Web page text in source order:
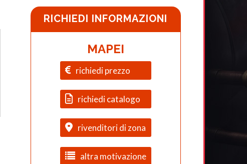
RICHIEDI INFORMAZIONI
MAPEI
richiedi prezzo
richiedi catalogo
rivenditori di zona
altra motivazione